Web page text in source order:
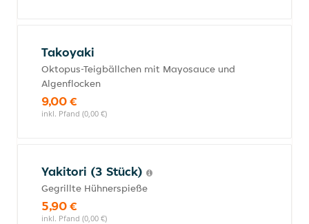
Takoyaki
Oktopus-Teigbällchen mit Mayosauce und
Algenflocken
9,00 €
inkl. Pfand (0,00 €)
Yakitori (3 Stück)
Gegrillte Hühnerspieße
5,90 €
inkl. Pfand (0,00 €)